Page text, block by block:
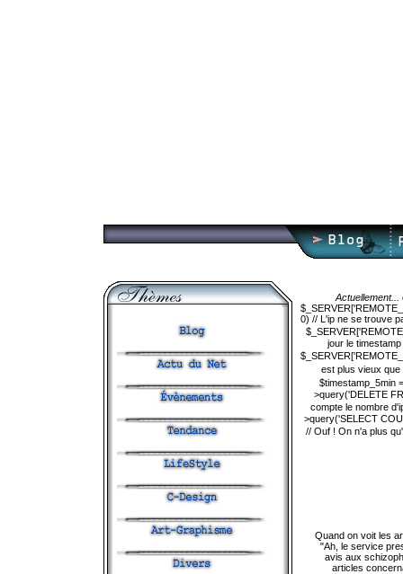
Actuellement...
0) // L'ip ne se trouve
jour le
est plus vieux
$timestamp_5min
>query('DELETE
compte le nombre
>query('SELECT
// Ouf ! On n'a plus
Quand on voit les
"Ah, le service
avis aux
articles